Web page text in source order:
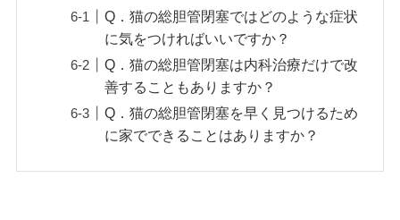
Q．猫の総胆管閉塞ではどのような症状
に気をつければいいですか？
Q．猫の総胆管閉塞は内科治療だけで改
善することもありますか？
Q．猫の総胆管閉塞を早く見つけるため
に家でできることはありますか？